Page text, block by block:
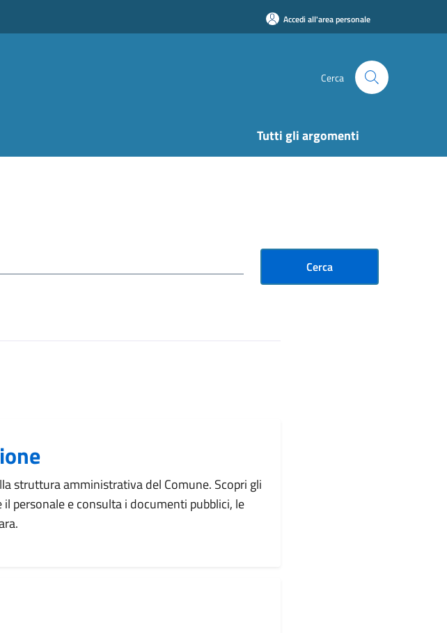
Accedi all'area personale
Cerca
Tutti gli argomenti
Cerca
struttura amministrativa del Comune. Scopri gli
personale e consulta i documenti pubblici, le